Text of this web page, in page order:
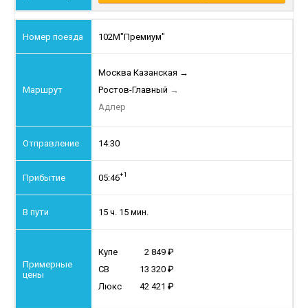
102М"Премиум"
Москва Казанская →
Ростов-Главный →
Адлер
14:30
05:46+1
15 ч. 15 мин.
Купе
2 849
СВ
13 320
Люкс
42 421